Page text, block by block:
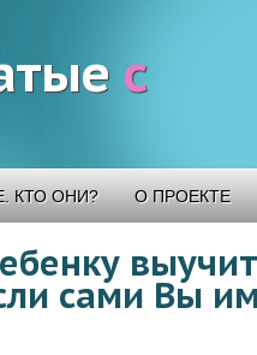
с
КТО ОНИ? О ПРОЕКТЕ
сами Вы